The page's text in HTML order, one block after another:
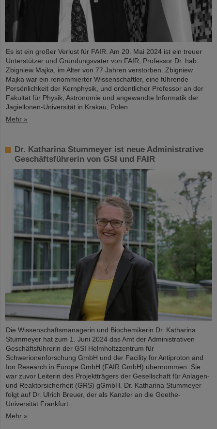
Es ist ein großer Verlust für FAIR. Am 20. Mai 2024 ist ein treuer
Unterstützer und Gründungsvater von FAIR, Professor Dr. hab.
Zbigniew Majka, im Alter von 77 Jahren verstorben. Zbigniew
Majka war ein renommierter Wissenschaftler, eine führende
Persönlichkeit der Kernphysik, und ordentlicher Professor an der
Fakultät für Physik, Astronomie und angewandte Informatik der
Jagiellonen-Universität in Krakau, Polen.
Mehr »
Dr. Katharina Stummeyer ist neue Administrative
Geschäftsführerin von GSI und FAIR
Die Wissenschaftsmanagerin und Biochemikerin Dr. Katharina
Stummeyer hat zum 1. Juni 2024 das Amt der Administrativen
Geschäftsführerin der GSI Helmholtzzentrum für
Schwerionenforschung GmbH und der Facility for Antiproton and
Ion Research in Europe GmbH (FAIR GmbH) übernommen. Sie
war zuvor Leiterin des Projektträgers der Gesellschaft für Anlagen-
und Reaktorsicherheit (GRS) gGmbH. Dr. Katharina Stummeyer
folgt auf Dr. Ulrich Breuer, der als Kanzler an die Goethe-
Universität Frankfurt…
Mehr »